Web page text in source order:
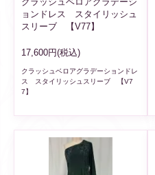
ョンドレス スタイリッシュ
スリーブ 【V77】
17,600円(税込)
クラッシュベロアグラデーションドレ
ス スタイリッシュスリーブ 【V7
7】